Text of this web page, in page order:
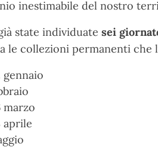
inestimabile del nostro
state individuate sei
le collezioni permanenti che
gennaio
marzo
aprile